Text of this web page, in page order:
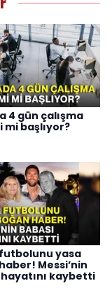
4 gün çalışma
mi başlıyor?
yasa
Messi’nin
hayatını kaybetti